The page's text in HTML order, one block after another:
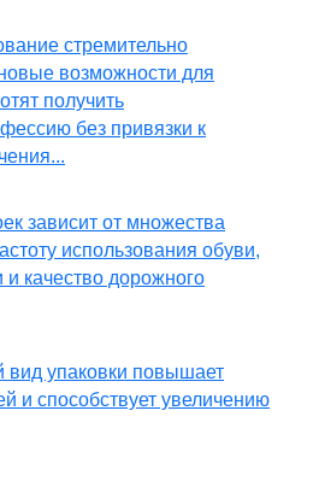
стремительно
возможности для
получить
без привязки к
зависит от множества
использования обуви,
и качество дорожного
вид упаковки повышает
и способствует увеличению